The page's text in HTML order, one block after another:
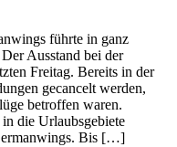
führte in ganz
Ausstand bei der
Freitag. Bereits in der
gecancelt werden,
betroffen waren.
die Urlaubsgebiete
Bis […]